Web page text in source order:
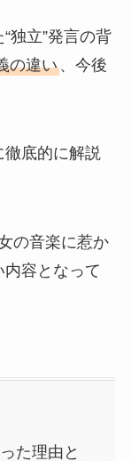
独立”発言の背
の違い、今後
徹底的に解説
の音楽に惹か
容となって
た理由と